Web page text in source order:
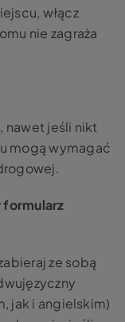
włącz
nie zagraża
nawet jeśli nikt
mogą wymagać
formularz
ze sobą
jak i angielskim)